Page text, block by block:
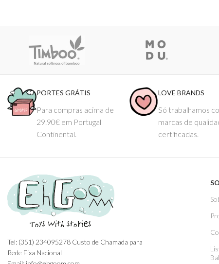
PORTES GRÁTIS
Para compras acima de
29.90€ em Portugal
Continental.
LOVE BRANDS
Só trabalhamos
marcas de
certificadas.
Tel: (351) 234095278 Custo de Chamada para
Rede Fixa Nacional